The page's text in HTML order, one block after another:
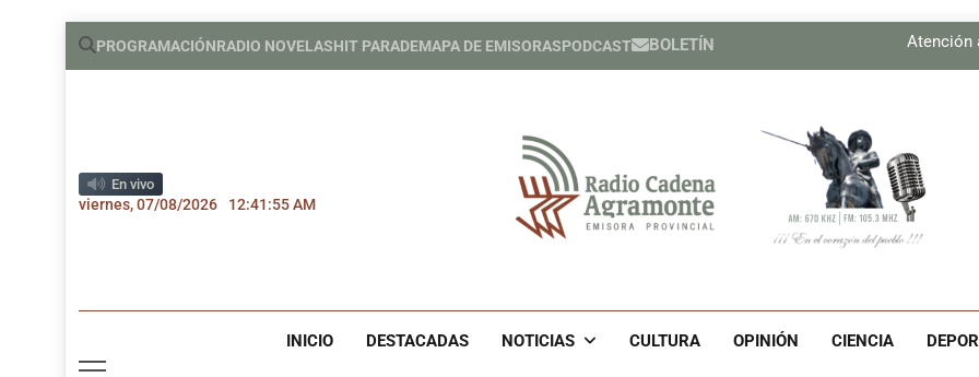
Saltar
PROGRAMACIÓNRADIO NOVELASHIT PARADEMAPA DE EMISORASPODCAST BOLETÍN
Atención
En vivo
viernes, 07/08/2026 12:41:56 AM
Radio Cadena
INICIO DESTACADAS NOTICIAS CULTURA OPINIÓN CIENCIA